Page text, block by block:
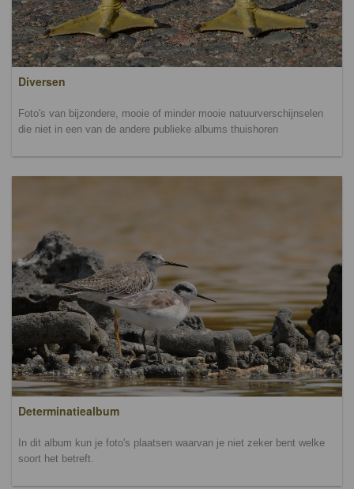
Diversen
Foto's van bijzondere, mooie of minder mooie natuurverschijnselen
die niet in een van de andere publieke albums thuishoren
Determinatiealbum
In dit album kun je foto's plaatsen waarvan je niet zeker bent welke
soort het betreft.